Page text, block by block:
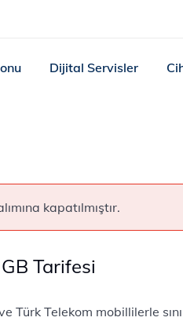
Dijital Servisler
kapatılmıştır.
Tarifesi
Telekom mobillilerle